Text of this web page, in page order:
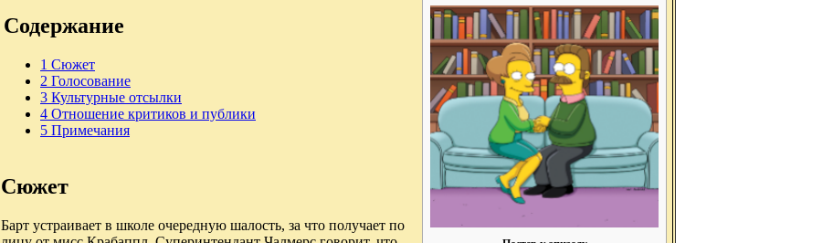
Содержание
1 Сюжет
2 Голосование
3 Культурные отсылки
4 Отношение критиков и публики
5 Примечания
Сюжет
Барт устраивает в школе очередную шалость, за что получает по